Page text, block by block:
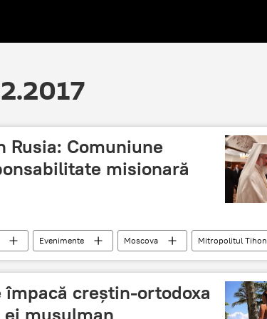
Rusia: Comuniune
misionară
Evenimente Moscova
Mitropolitul Tihon
Română Biserica Ortodoxă Rusă
Ortodoxie
împacă creștin-ortodoxa